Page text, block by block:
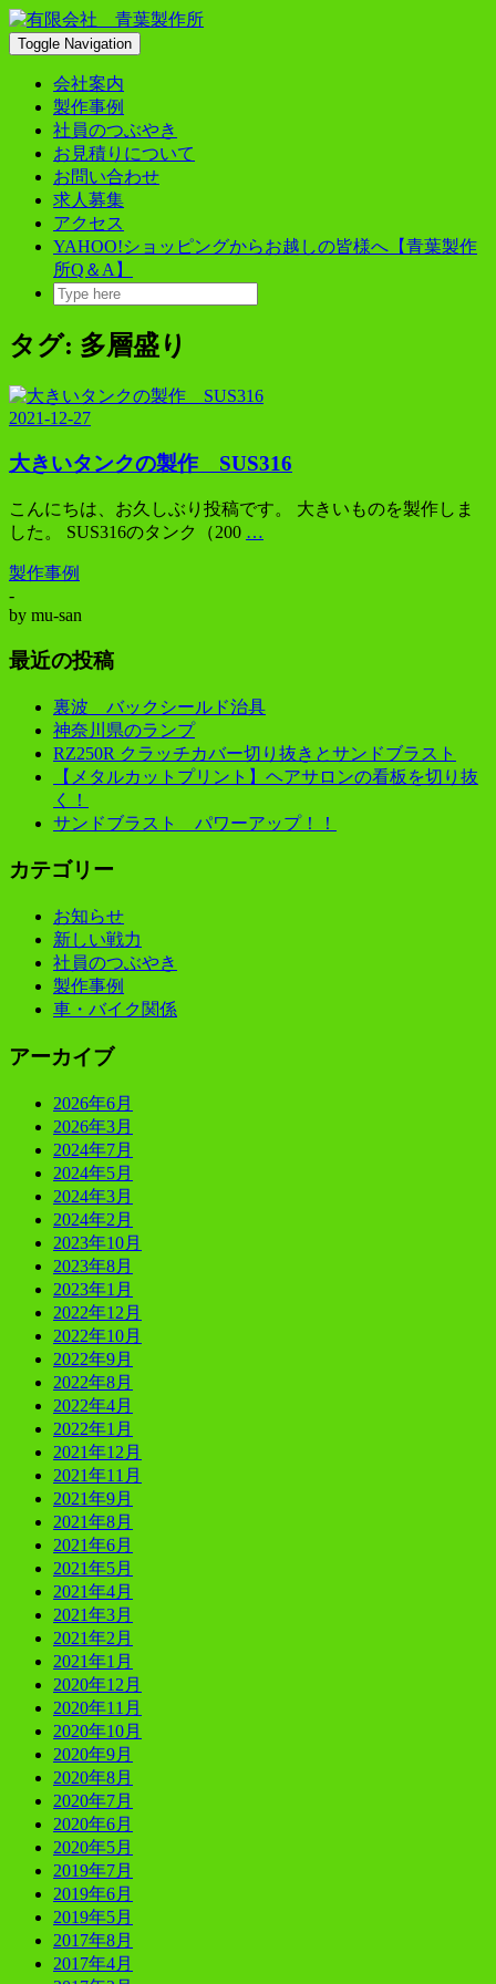
Skip
to
content
Toggle Navigation
会社案内
製作事例
社員のつぶやき
お見積りについて
お問い合わせ
求人募集
アクセス
YAHOO!ショッピングからお越しの皆様へ【青葉製作
所Q＆A】
タグ: 多層盛り
2021-12-27
大きいタンクの製作 SUS316
こんにちは、お久しぶり投稿です。 大きいものを製作しま
した。 SUS316のタンク（200 …
製作事例
-
by mu-san
最近の投稿
裏波 バックシールド治具
神奈川県のランプ
RZ250R クラッチカバー切り抜きとサンドブラスト
【メタルカットプリント】ヘアサロンの看板を切り抜
く！
サンドブラスト パワーアップ！！
カテゴリー
お知らせ
新しい戦力
社員のつぶやき
製作事例
車・バイク関係
アーカイブ
2026年6月
2026年3月
2024年7月
2024年5月
2024年3月
2024年2月
2023年10月
2023年8月
2023年1月
2022年12月
2022年10月
2022年9月
2022年8月
2022年4月
2022年1月
2021年12月
2021年11月
2021年9月
2021年8月
2021年6月
2021年5月
2021年4月
2021年3月
2021年2月
2021年1月
2020年12月
2020年11月
2020年10月
2020年9月
2020年8月
2020年7月
2020年6月
2020年5月
2019年7月
2019年6月
2019年5月
2017年8月
2017年4月